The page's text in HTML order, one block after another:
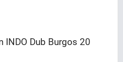
INDO Dub Burgos 20